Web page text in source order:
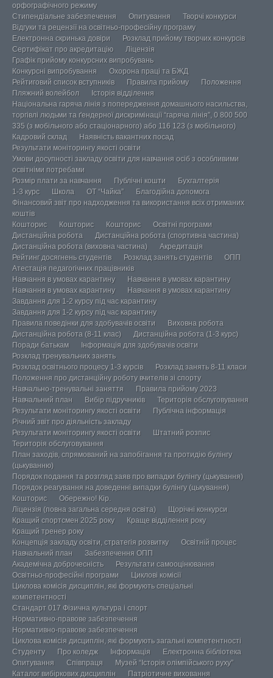
орфографічного режиму
Стипендіальне забезпечення
Опитування
Творчі конкурси
Відгуки та рецензії на освітньо-професійну програму
Електронна скринька довіри
Розклад прийому творчих конкурсів
Сертифікат про акредитацію
Ліцензія
Графік прийому конкурсних випробувань
Конкурсні випробування
Охорона праці та БЖД
Рейтиговий список вступників
Правила прийому
Положення
Пляжний волейбол
Історія відділення
Національна гаряча лінія з попередження домашнього насильства,
торгівлі людьми та ґендерної дискримінації “гаряча лінія”, 0 800 500
335 (з мобільного або стаціонарного) або 116 123 (з мобільного)
Кадровий склад
Наявність вакантних посад
Результати моніторингу якості освіти
Умови досупності закладу освіти для навчання осіб з особливими
освітніми потребами
Розмір плати за навчання
Публічні кошти
Бухгалтерія
1-3 курс
Школа ОТ “Чайка”
Благодійна допомога
Фінансовий звіт про надходження та використання всіх отриманих
коштів
Кошторис
Кошторис Кошторис
Освітні програми
Дистанційна робота
Дистанційна робота (спортивна частина)
Дистанційна робота (виховна частина)
Акредитація
Рейтинг досягнень студентів
Розклад занять студентів
ОПП
Атестація педагогічних працівників
Навчання в умовах карантину
Навчання в умовах карантину
Навчання в умовах карантину
Навчання в умовах карантину
Завдання для 1-2 курсу під час карантину
Завдання для 1-2 курсу під час карантину
Правила поведінки для здобувачів освіти
Виховна робота
Дистанційна робота (8-11 клас)
Дистанційна робота (1-3 курс)
Поради батькам
Інформація для здобувачів освіти
Розклад тренувальних занять
Розклад освітнього процесу 1-3 курсів
Розклад занять 8-11 класи
Положення про дистанційну роботу вчителів зі спорту
Навчально-тренувальні заняття
Правила прийому 2023
Навчальний план
Вибір підручників
Територія обслуговування
Результати моніторингу якості освіти
Публічна інформація
Річний звіт про діяльність закладу
Результати моніторингу якості освіти
Штатний розпис
Територія обслуговування
План заходів, спрямований на запобігання та протидію булінгу
(цькуванню)
Порядок подання та розгляд заяв про випадки булінгу (цькування)
Порядок реагування на доведенні випадки булінгу (цькування)
Кошторис
Обережно! Кір.
Ліцензія (повна загальна середня освіта)
Щорічні конкурси
Кращий спортсмен 2025 року
Краще відділення року
Кращий тренер року
Концепція закладу освіти, стратегія розвитку
Освітній процес
Навчальний план
Забезпечення ОПП
Академічна доброчесність
Результати самооцінювання
Освітньо-професійні програми
Циклові комісії
Циклова комісія дисциплін, які формують спеціальні
компетентності
Стандарт 017 Фізична культура і спорт
Нормативно-правове забезпечення
Нормативно-правове забезпечення
Циклова комісія дисциплін, які формують загальні компетентності
Студенту
Про коледж Інформація
Електронна бібліотека
Опитування
Співпраця
Музей “Історія олімпійського руху”
Каталог вибіркових дисциплін
Патріотичне виховання